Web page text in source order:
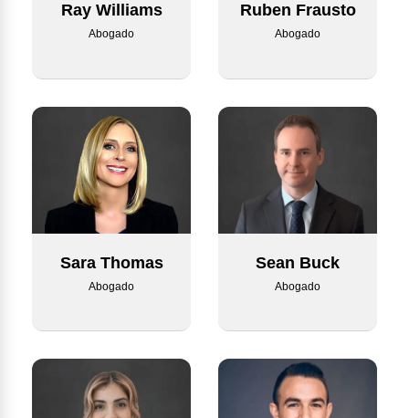
Ray Williams
Abogado
Ruben Frausto
Abogado
Sara Thomas
Abogado
Sean Buck
Abogado